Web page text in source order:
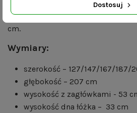
Na zdjęciu zaprezentowane jest
cm.
Wymiary:
szerokość – 127/147/167/187/
głębokość – 207 cm
wysokość z zagłówkami - 53
wysokość dna łóżka – 33 cm
Dostosuj